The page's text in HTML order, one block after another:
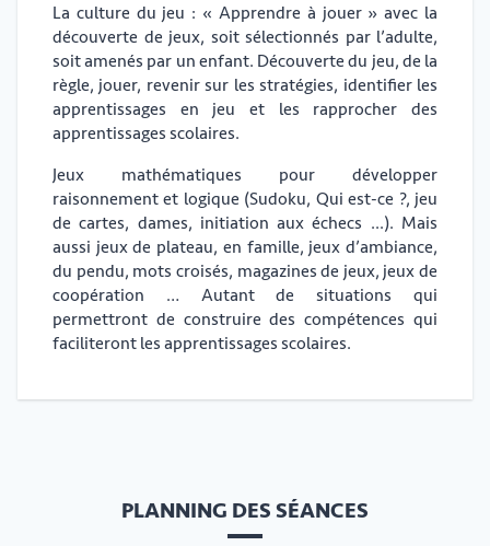
La culture du jeu : « Apprendre à jouer » avec la
découverte de jeux, soit sélectionnés par l’adulte,
soit amenés par un enfant. Découverte du jeu, de la
règle, jouer, revenir sur les stratégies, identifier les
apprentissages en jeu et les rapprocher des
apprentissages scolaires.
Jeux mathématiques pour développer
raisonnement et logique (Sudoku, Qui est-ce ?, jeu
de cartes, dames, initiation aux échecs ...). Mais
aussi jeux de plateau, en famille, jeux d’ambiance,
du pendu, mots croisés, magazines de jeux, jeux de
coopération … Autant de situations qui
permettront de construire des compétences qui
faciliteront les apprentissages scolaires.
PLANNING DES SÉANCES